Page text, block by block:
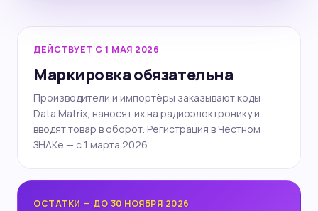
ДЕЙСТВУЕТ С 1 МАЯ 2026
Маркировка обязательна
Производители и импортёры заказывают коды
Data Matrix, наносят их на радиоэлектронику и
вводят товар в оборот. Регистрация в Честном
ЗНАКе — с 1 марта 2026.
ОСТАТКИ — ДО 30 НОЯБРЯ 2026